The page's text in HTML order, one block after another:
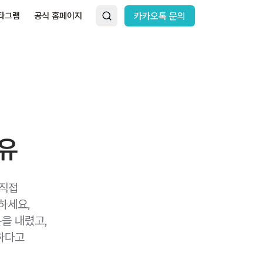
그램 공식 홈페이지 카카오톡 문의
접
세요,
내렸고,
다고